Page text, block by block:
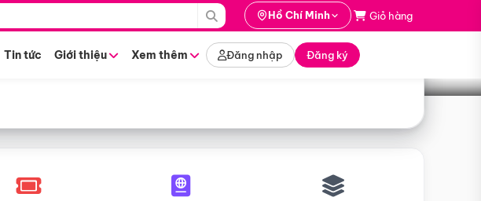
Hồ Chí Minh Giỏ hàng
Tin tức Giới thiệu Xem thêm Đăng nhập Đăng ký
Tìm tour